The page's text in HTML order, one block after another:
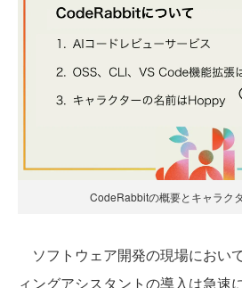
CodeRabbitの概要とキャラク
ソフトウェア開発の現場におい
ィングアシスタントの導入は急速